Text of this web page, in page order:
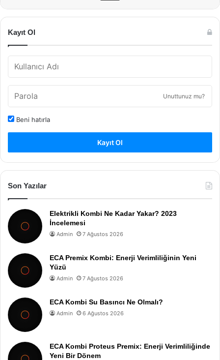
Kayıt Ol
Unuttunuz mu?
Beni hatırla
Kayıt Ol
Son Yazılar
Elektrikli Kombi Ne Kadar Yakar? 2023
İncelemesi
Admin 7 Ağustos 2026
ECA Premix Kombi: Enerji Verimliliğinin Yeni
Yüzü
Admin 7 Ağustos 2026
ECA Kombi Su Basıncı Ne Olmalı?
Admin 6 Ağustos 2026
ECA Kombi Proteus Premix: Enerji Verimliliğinde
Yeni Bir Dönem